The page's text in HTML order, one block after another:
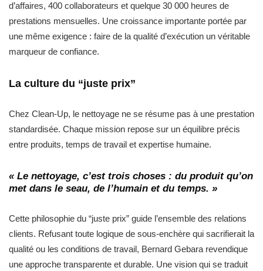
d’affaires, 400 collaborateurs et quelque 30 000 heures de
prestations mensuelles. Une croissance importante portée par
une même exigence : faire de la qualité d’exécution un véritable
marqueur de confiance.
La culture du “juste prix”
Chez Clean-Up, le nettoyage ne se résume pas à une prestation
standardisée. Chaque mission repose sur un équilibre précis
entre produits, temps de travail et expertise humaine.
« Le nettoyage, c’est trois choses : du produit qu’on
met dans le seau, de l’humain et du temps. »
Cette philosophie du “juste prix” guide l’ensemble des relations
clients. Refusant toute logique de sous-enchère qui sacrifierait la
qualité ou les conditions de travail, Bernard Gebara revendique
une approche transparente et durable. Une vision qui se traduit